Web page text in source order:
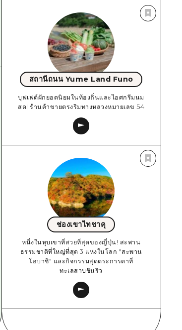
สถานีถนน Yume Land Funo
บุฟเฟ่ต์ผักยอดนิยมในท้องถิ่นและไอศกรีมนม
สด! ร้านค้าขายตรงริมทางหลวงหมายเลข 54
ช่องเขาไทชาคุ
หนึ่งในหุบเขาที่สวยที่สุดของญี่ปุ่น! สะพาน
ธรรมชาติที่ใหญ่ที่สุด 3 แห่งในโลก "สะพาน
โอบาชิ" และกิจกรรมสุดตระการตาที่
ทะเลสาบชินริว